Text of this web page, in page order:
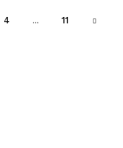
4 ... 11